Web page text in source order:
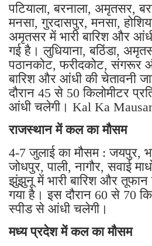
पटियाला, बरनाला, अमृतसर,
मनसा, गुरदासपुर, मनसा,
अमृतसर में भारी बारिश और
गई है। लुधियाना, बठिंडा,
पठानकोट, फरीदकोट, संगरूर
बारिश और आंधी की चेतावनी
दौरान 45 से 50 किलोमीटर
आंधी चलेगी। Kal Ka
राजस्थान में कल का मौसम
4-7 जुलाई का मौसम : जयपुर,
जोधपुर, पाली, नागौर, सवाई
झुंझुनू में भारी बारिश और तूफान
गया है। इस दौरान 60 से 70
स्पीड से आंधी चलेगी।
मध्य प्रदेश में कल का मौसम